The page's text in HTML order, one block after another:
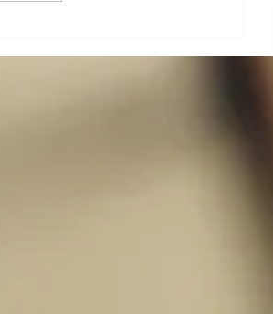
具体的な身体操作５（続々・